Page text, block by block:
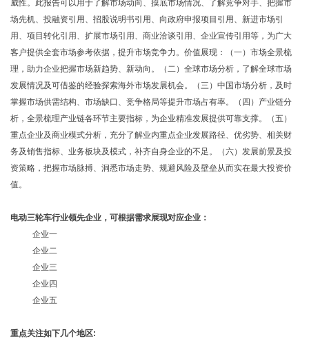
威性。此报告可以用于了解市场动向、摸底市场情况、了解竞争对手、把握市
场先机、投融资引用、招股说明书引用、向政府申报项目引用、新进市场引
用、项目转化引用、扩展市场引用、商业洽谈引用、企业宣传引用等，为广大
客户提供全套市场参考依据，提升市场竞争力。价值展现：（一）市场全景梳
理，助力企业把握市场新趋势、新动向。（二）全球市场分析，了解全球市场
发展情况及可借鉴的经验探索海外市场发展机会。（三）中国市场分析，及时
掌握市场供需结构、市场缺口、竞争格局等提升市场占有率。（四）产业链分
析，全景梳理产业链各环节主要指标，为企业精准发展提供可靠支撑。（五）
重点企业及商业模式分析，充分了解业内重点企业发展路径、优劣势、相关财
务及销售指标、业务板块及模式，补齐自身企业的不足。（六）发展前景及投
资策略，把握市场脉搏、洞悉市场走势、规避风险及壁垒从而实在最大投资价
值。
电动三轮车行业领先企业 ，可根据需求展现对应企业：
企业一
企业二
企业三
企业四
企业五
重点关注如下几个地区: